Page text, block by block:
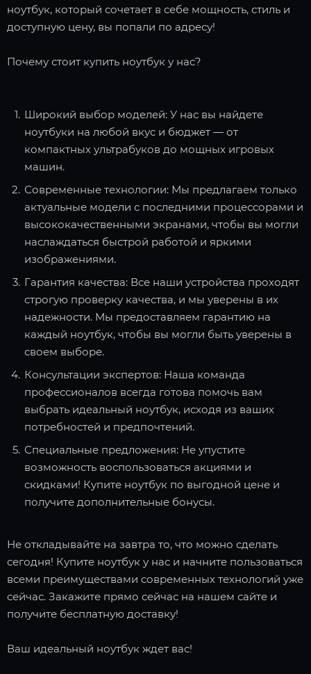
ноутбук, который сочетает в себе мощность, стиль и
доступную цену, вы попали по адресу!
Почему стоит купить ноутбук у нас?
Широкий выбор моделей: У нас вы найдете
ноутбуки на любой вкус и бюджет — от
компактных ультрабуков до мощных игровых
машин.
Современные технологии: Мы предлагаем только
актуальные модели с последними процессорами и
высококачественными экранами, чтобы вы могли
наслаждаться быстрой работой и яркими
изображениями.
Гарантия качества: Все наши устройства проходят
строгую проверку качества, и мы уверены в их
надежности. Мы предоставляем гарантию на
каждый ноутбук, чтобы вы могли быть уверены в
своем выборе.
Консультации экспертов: Наша команда
профессионалов всегда готова помочь вам
выбрать идеальный ноутбук, исходя из ваших
потребностей и предпочтений.
Специальные предложения: Не упустите
возможность воспользоваться акциями и
скидками! Купите ноутбук по выгодной цене и
получите дополнительные бонусы.
Не откладывайте на завтра то, что можно сделать
сегодня! Купите ноутбук у нас и начните пользоваться
всеми преимуществами современных технологий уже
сейчас. Закажите прямо сейчас на нашем сайте и
получите бесплатную доставку!
Ваш идеальный ноутбук ждет вас!